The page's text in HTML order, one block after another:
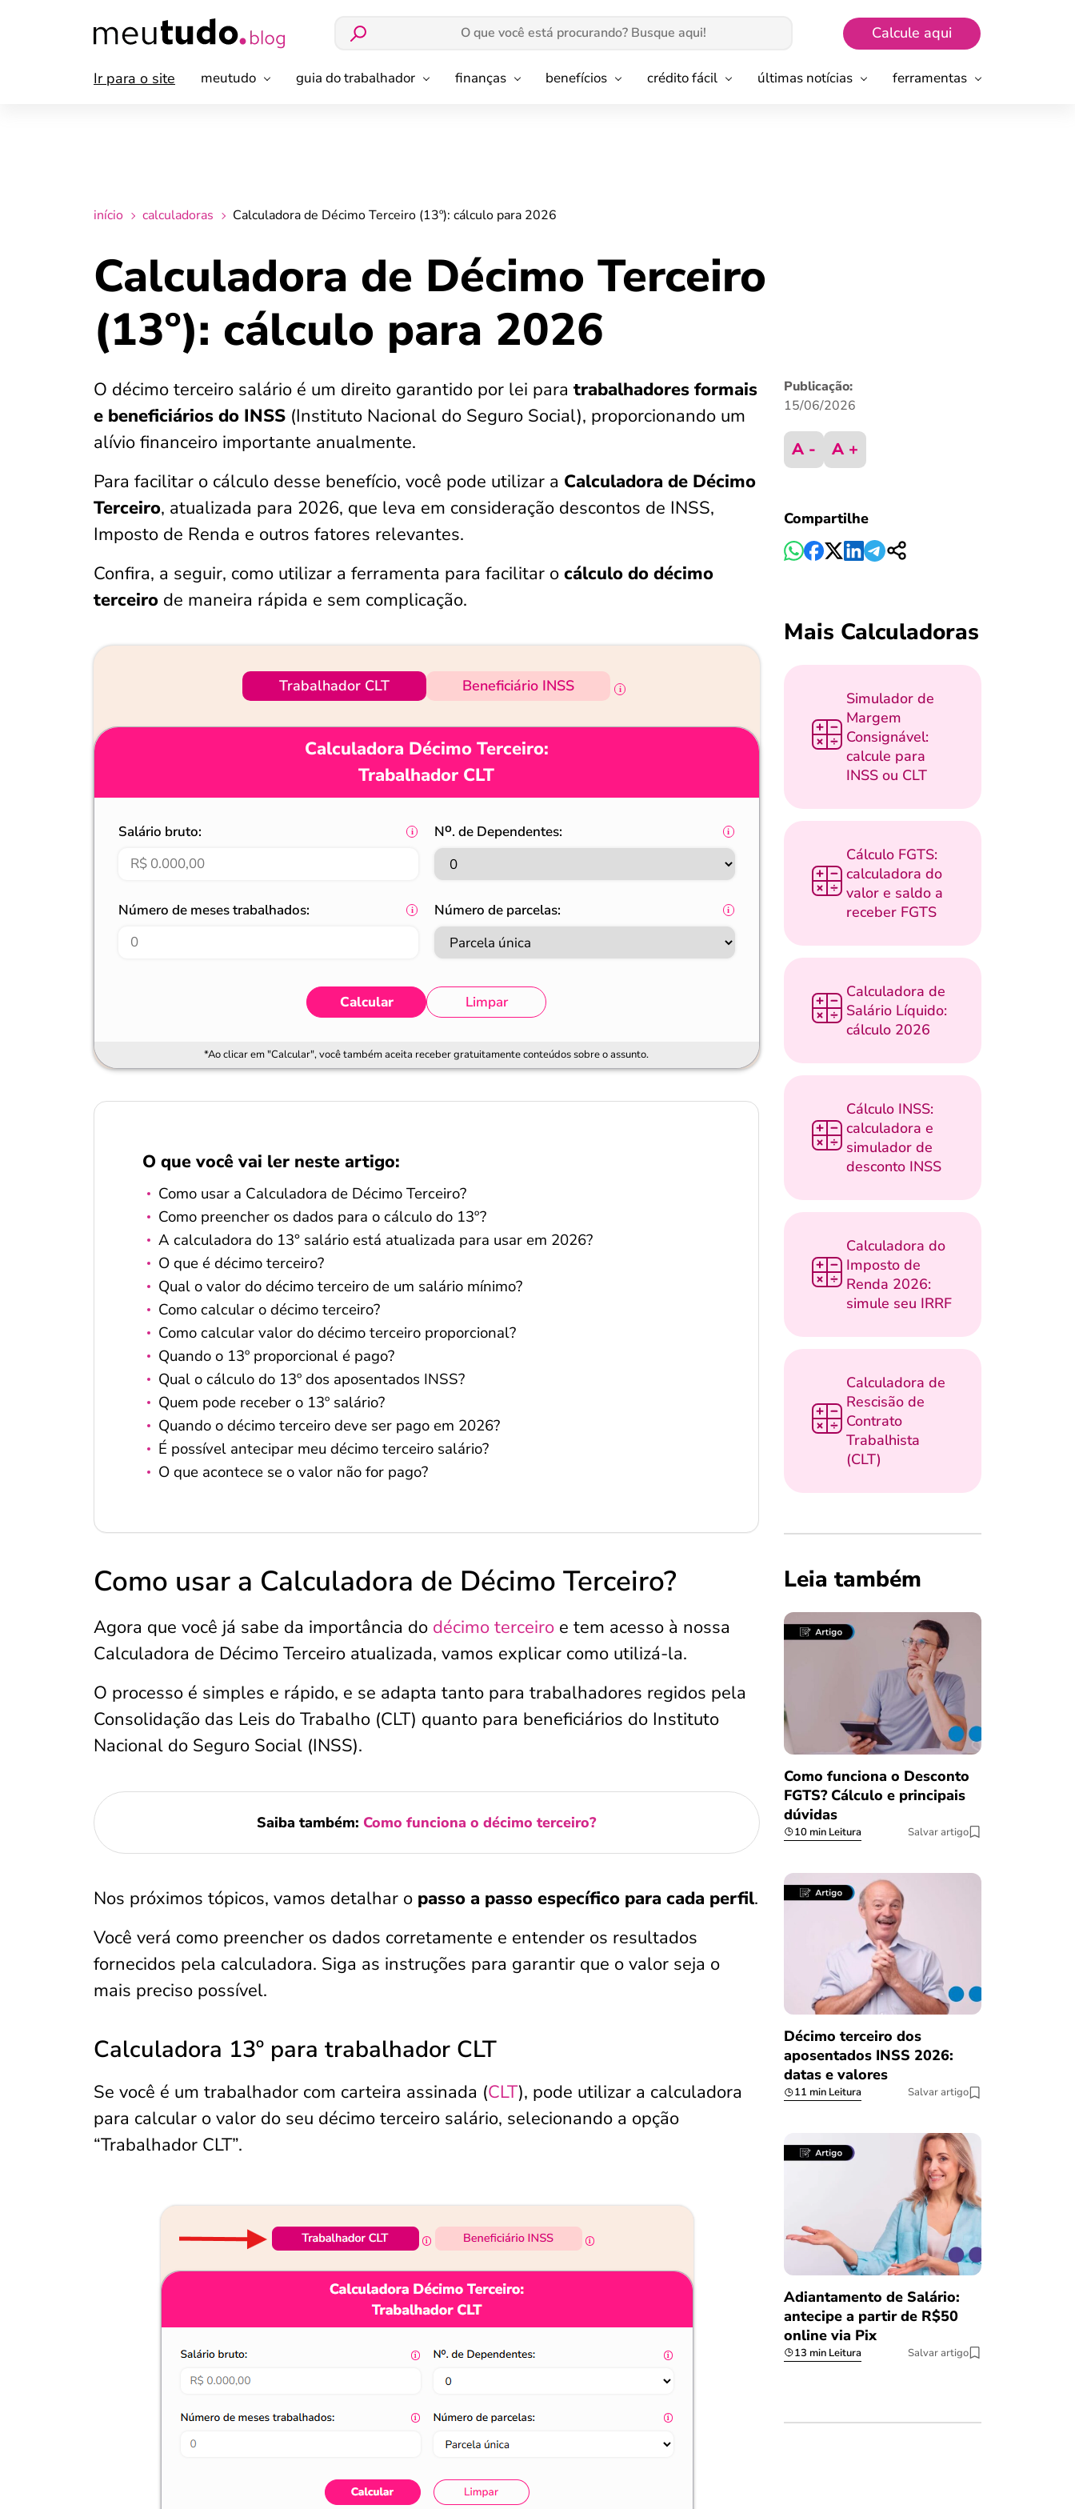
Calcule aqui
Ir para o site meutudo guia do trabalhador finanças benefícios crédito fácil últimas notícias ferramentas
início calculadoras Calculadora de Décimo Terceiro (13º): cálculo para 2026
Calculadora de Décimo Terceiro
(13º): cálculo para 2026
O décimo terceiro salário é um direito garantido por lei para trabalhadores formais
e beneficiários do INSS (Instituto Nacional do Seguro Social), proporcionando um
alívio financeiro importante anualmente.
Para facilitar o cálculo desse benefício, você pode utilizar a Calculadora de Décimo
Terceiro, atualizada para 2026, que leva em consideração descontos de INSS,
Imposto de Renda e outros fatores relevantes.
Confira, a seguir, como utilizar a ferramenta para facilitar o cálculo do décimo
terceiro de maneira rápida e sem complicação.
Trabalhador CLT Beneficiário INSS
Calculadora Décimo Terceiro:
Trabalhador CLT
Salário bruto: Nᴼ. de Dependentes:
Número de meses trabalhados: Número de parcelas:
Calcular Limpar
*Ao clicar em "Calcular", você também aceita receber gratuitamente conteúdos sobre o assunto.
O que você vai ler neste artigo:
Como usar a Calculadora de Décimo Terceiro?
Como preencher os dados para o cálculo do 13º?
A calculadora do 13° salário está atualizada para usar em 2026?
O que é décimo terceiro?
Qual o valor do décimo terceiro de um salário mínimo?
Como calcular o décimo terceiro?
Como calcular valor do décimo terceiro proporcional?
Quando o 13º proporcional é pago?
Qual o cálculo do 13º dos aposentados INSS?
Quem pode receber o 13º salário?
Quando o décimo terceiro deve ser pago em 2026?
É possível antecipar meu décimo terceiro salário?
O que acontece se o valor não for pago?
Como usar a Calculadora de Décimo Terceiro?
Agora que você já sabe da importância do décimo terceiro e tem acesso à nossa
Calculadora de Décimo Terceiro atualizada, vamos explicar como utilizá-la.
O processo é simples e rápido, e se adapta tanto para trabalhadores regidos pela
Consolidação das Leis do Trabalho (CLT) quanto para beneficiários do Instituto
Nacional do Seguro Social (INSS).
Saiba também: Como funciona o décimo terceiro?
Nos próximos tópicos, vamos detalhar o passo a passo específico para cada perfil.
Você verá como preencher os dados corretamente e entender os resultados
fornecidos pela calculadora. Siga as instruções para garantir que o valor seja o
mais preciso possível.
Calculadora 13º para trabalhador CLT
Se você é um trabalhador com carteira assinada (CLT), pode utilizar a calculadora
para calcular o valor do seu décimo terceiro salário, selecionando a opção
“Trabalhador CLT”.
Publicação:
15/06/2026
A - A +
Compartilhe
Mais Calculadoras
Simulador de
Margem
Consignável:
calcule para
INSS ou CLT
Cálculo FGTS:
calculadora do
valor e saldo a
receber FGTS
Calculadora de
Salário Líquido:
cálculo 2026
Cálculo INSS:
calculadora e
simulador de
desconto INSS
Calculadora do
Imposto de
Renda 2026:
simule seu IRRF
Calculadora de
Rescisão de
Contrato
Trabalhista
(CLT)
Leia também
Como funciona o Desconto
FGTS? Cálculo e principais
dúvidas
10 min Leitura Salvar artigo
Décimo terceiro dos
aposentados INSS 2026:
datas e valores
11 min Leitura Salvar artigo
Adiantamento de Salário:
antecipe a partir de R$50
online via Pix
13 min Leitura Salvar artigo